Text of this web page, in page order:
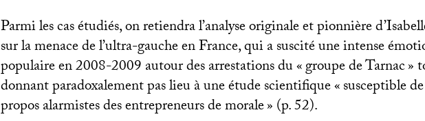
Parmi les cas étudiés, on retiendra l’analyse originale et pionnière
sur la menace de l’ultra-gauche en France, qui a suscité une intense
populaire en 2008-2009 autour des arrestations du «groupe de Tarnac»
donnant paradoxalement pas lieu à une étude scientifique «susceptible
propos alarmistes des entrepreneurs de morale» (p. 52).